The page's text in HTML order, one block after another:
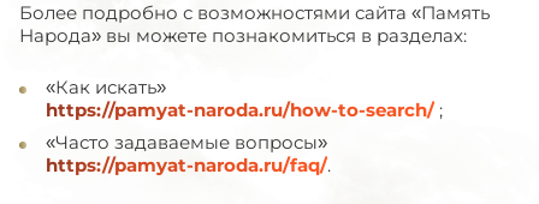
Более подробно с возможностями сайта «Память
Народа» вы можете познакомиться в разделах:
«Как искать»
https://pamyat-naroda.ru/how-to-search/ ;
«Часто задаваемые вопросы»
https://pamyat-naroda.ru/faq/.